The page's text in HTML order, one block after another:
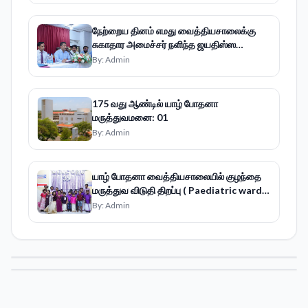
நேற்றைய தினம் எமது வைத்தியசாலைக்கு
சுகாதார அமைச்சர் நளிந்த ஜயதிஸ்ஸ
வருகைதந்தார்
By: Admin
175 வது ஆண்டில் யாழ் போதனா
மருத்துவமனை: 01
By: Admin
யாழ் போதனா வைத்தியசாலையில் குழந்தை
மருத்துவ விடுதி திறப்பு ( Paediatric ward
39)
By: Admin